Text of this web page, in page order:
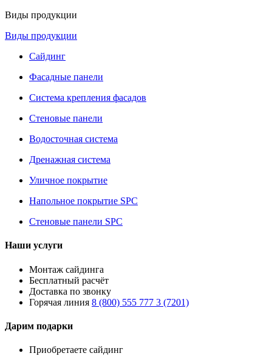
Виды продукции
Виды продукции
Сайдинг
Фасадные панели
Система крепления фасадов
Стеновые панели
Водосточная система
Дренажная система
Уличное покрытие
Напольное покрытие SPC
Стеновые панели SPC
Наши услуги
Монтаж сайдинга
Бесплатный расчёт
Доставка по звонку
Горячая линия 8 (800) 555 777 3 (7201)
Дарим подарки
Приобретаете сайдинг